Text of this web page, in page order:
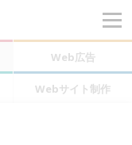
Web広告
Webサイト制作